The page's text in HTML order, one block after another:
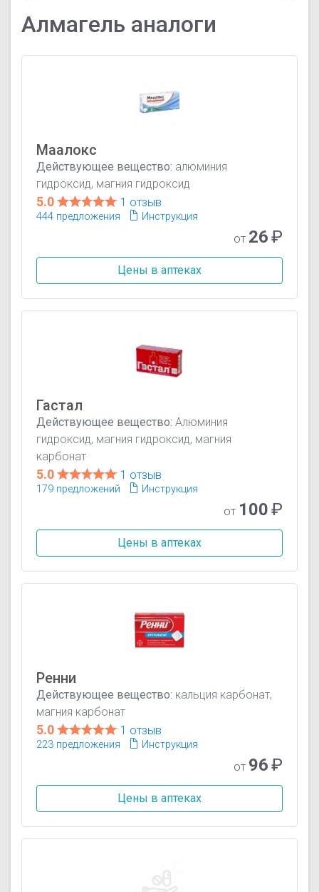
Алмагель аналоги
Маалокс
Действующее вещество: алюминия
гидроксид, магния гидроксид
5.0 1 отзыв
444 предложения Инструкция
от 26₽
Цены в аптеках
Гастал
Действующее вещество: Алюминия
гидроксид, магния гидроксид, магния
карбонат
5.0 1 отзыв
179 предложений Инструкция
от 100₽
Цены в аптеках
Ренни
Действующее вещество: кальция карбонат,
магния карбонат
5.0 1 отзыв
223 предложения Инструкция
от 96₽
Цены в аптеках